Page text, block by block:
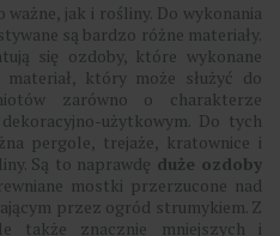
jak i rośliny. Do wykonania
są bardzo różne materiały.
się ozdoby, które wykonane
który może służyć do
zarówno o charakterze
użytkowym. Do tych
pergole, trejaże, kratownice i
Są to naprawdę duże ozdoby
mostki przerzucone nad
przez ogród strumykiem. Z
także znacznie mniejszych i